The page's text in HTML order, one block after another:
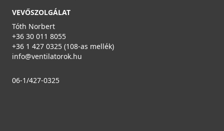
VEVŐSZOLGÁLAT
Tóth Norbert
+36 30 011 8055
+36 1 427 0325 (108-as mellék)
info@ventilatorok.hu
06-1/427-0325